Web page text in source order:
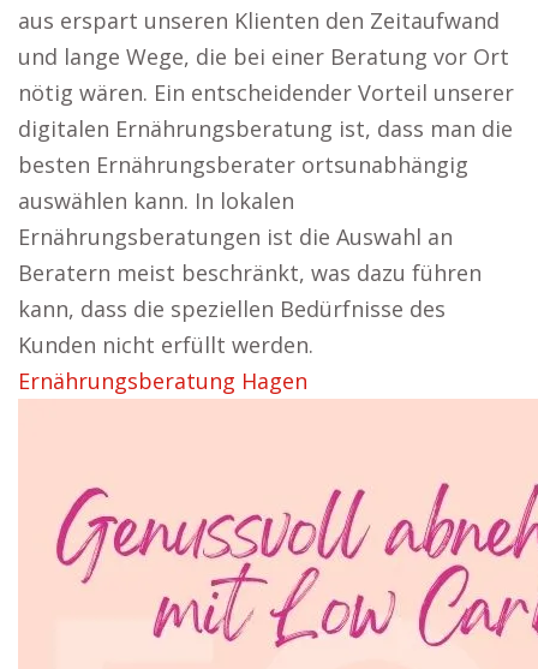
aus erspart unseren Klienten den Zeitaufwand
und lange Wege, die bei einer Beratung vor Ort
nötig wären. Ein entscheidender Vorteil unserer
digitalen Ernährungsberatung ist, dass man die
besten Ernährungsberater ortsunabhängig
auswählen kann. In lokalen
Ernährungsberatungen ist die Auswahl an
Beratern meist beschränkt, was dazu führen
kann, dass die speziellen Bedürfnisse des
Kunden nicht erfüllt werden.
Ernährungsberatung Hagen